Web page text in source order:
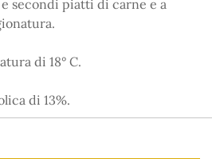
secondi piatti di carne e a
di 18° C.
di 13%.